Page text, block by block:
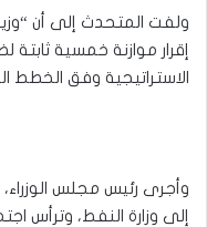
ولفت المتحدث إلى أن
إقرار موازنة خمسية
الاستراتيجية وفق الخطط
وأجرى رئيس مجلس الوزراء،
إلى وزارة النفط، وترأس